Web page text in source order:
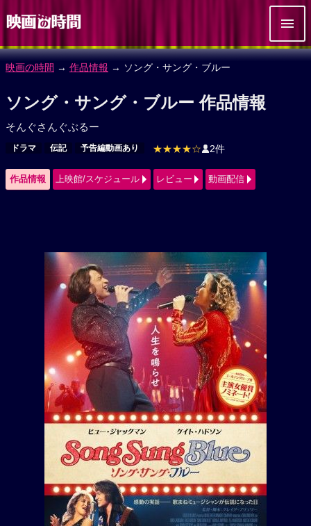
映画の時間 → 作品情報 → ソング・サング・ブルー
ソング・サング・ブルー 作品情報
そんぐさんぐぶるー
ドラマ 伝記 予告編動画あり ★★★★☆ 2件
作品情報 上映館/スケジュール レビュー 動画配信